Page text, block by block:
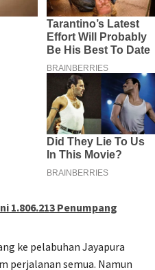
1.806.213 Penumpang
ke pelabuhan Jayapura
perjalanan semua. Namun